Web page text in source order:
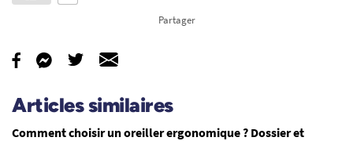
Partager
Articles similaires
Comment choisir un oreiller ergonomique ? Dossier et